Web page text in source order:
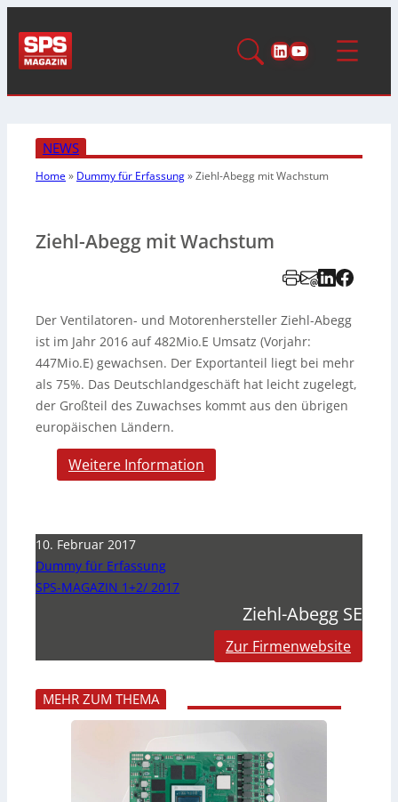
LinkedIn
YouTube
NEWS
Home» Dummy für Erfassung»Ziehl-Abegg mit Wachstum
Ziehl-Abegg mit Wachstum
Der Ventilatoren- und Motorenhersteller Ziehl-Abegg
ist im Jahr 2016 auf 482Mio.E Umsatz (Vorjahr:
447Mio.E) gewachsen. Der Exportanteil liegt bei mehr
als 75%. Das Deutschlandgeschäft hat leicht zugelegt,
der Großteil des Zuwachses kommt aus den übrigen
europäischen Ländern.
Weitere Information
10. Februar 2017
Dummy für Erfassung
SPS-MAGAZIN 1+2/ 2017
Ziehl-Abegg SE
Zur Firmenwebsite
MEHR ZUM THEMA